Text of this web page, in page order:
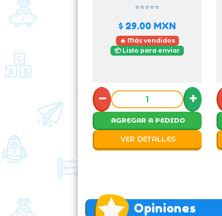
⭐⭐⭐⭐⭐
$ 29.00 MXN
🔥 Más vendidos
📦 Listo para enviar
− +
AGREGAR A PEDIDO
VER DETALLES
Opiniones